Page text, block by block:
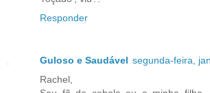
Responder
Guloso e Saudável segunda-feira,
Rachel,